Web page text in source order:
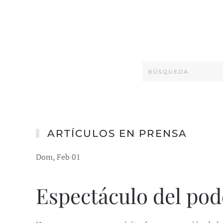
ARTÍCULOS EN PRENSA
Dom, Feb 01
Espectáculo del